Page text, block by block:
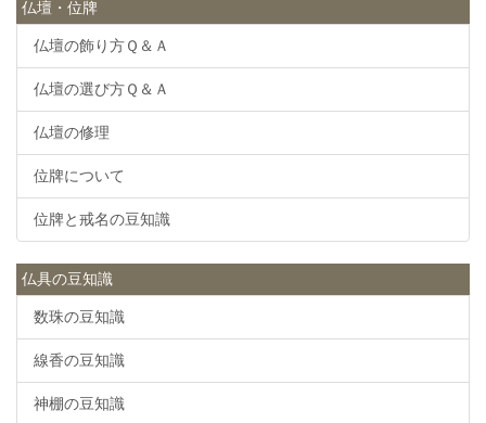
仏壇・位牌
仏壇の飾り方Ｑ＆Ａ
仏壇の選び方Ｑ＆Ａ
仏壇の修理
位牌について
位牌と戒名の豆知識
仏具の豆知識
数珠の豆知識
線香の豆知識
神棚の豆知識